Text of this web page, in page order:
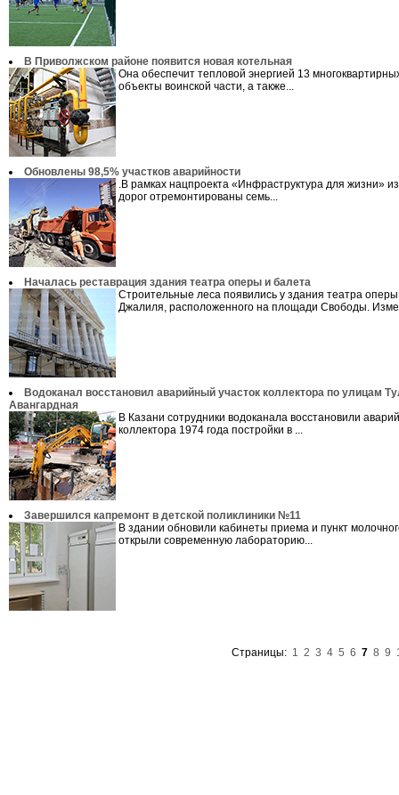
В Приволжском районе появится новая котельная
Она обеспечит тепловой энергией 13
объекты воинской части, а также...
Обновлены 98,5% участков аварийности
.В рамках нацпроекта «Инфраструктура для жизни» из
дорог отремонтированы семь...
Началась реставрация здания театра оперы и балета
Строительные леса появились у здания театра
Джалиля, расположенного на площади Свободы.
Водоканал восстановил аварийный участок коллектора по улицам
Авангардная
В Казани сотрудники водоканала восстановили
коллектора 1974 года постройки в ...
Завершился капремонт в детской поликлиники №11
В здании обновили кабинеты приема и пункт
открыли современную лабораторию...
Страницы: 1 2 3 4 5 6 7 8 9